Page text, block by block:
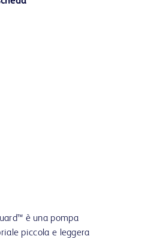
è una pompa
piccola e leggera